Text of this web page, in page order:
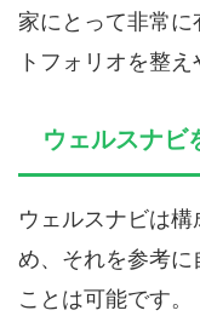
家にとって非常
トフォリオを整
ウェルスナビ
ウェルスナビは
め、それを参考
ことは可能です。